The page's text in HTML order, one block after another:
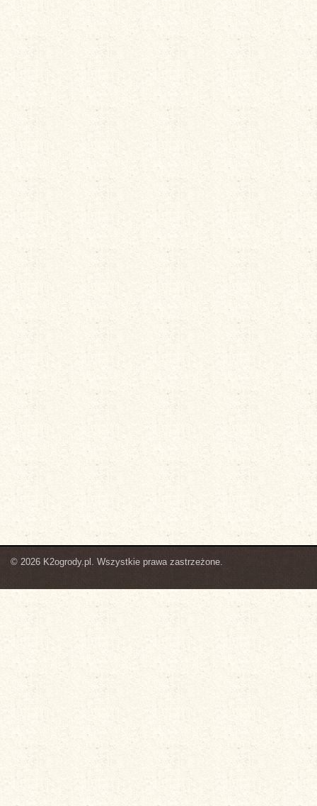
© 2026 K2ogrody.pl. Wszystkie prawa zastrzeżone.